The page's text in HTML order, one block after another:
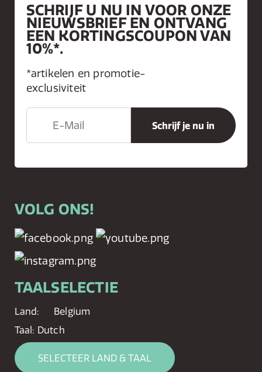
SCHRIJF U NU IN VOOR ONZE
NIEUWSBRIEF EN ONTVANG
EEN KORTINGSCOUPON VAN
10%*.
*artikelen en promotie-
exclusiviteit
VOLG ONS!
TAALSELECTIE
Land:
Belgium
Taal: Dutch
SELECTEER LAND & TAAL